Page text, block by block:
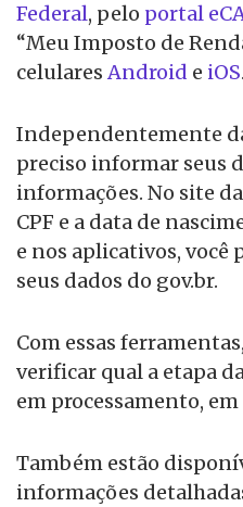
Federal, pelo portal
“Meu Imposto de
celulares Android e iOS.
Independentemente
preciso informar seus
informações. No site
CPF e a data de
e nos aplicativos, você
seus dados do gov.br.
Com essas
verificar qual a etapa
em processamento,
Também estão
informações